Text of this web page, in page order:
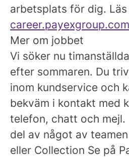
arbetsplats för dig.
career.payexgroup.com
Mer om jobbet
Vi söker nu
efter sommaren. Du
inom kundservice och
bekväm i kontakt med
telefon, chatt och mejl.
del av något av
eller Collection Se på